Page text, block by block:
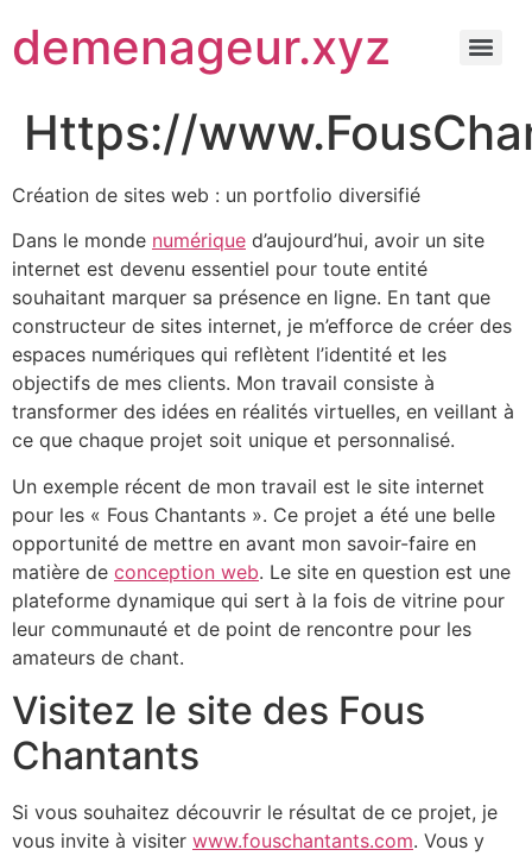
demenageur.xyz
Https://
Création de sites web : un portfolio diversifié
Dans le monde numérique d’aujourd’hui, avoir un site
internet est devenu essentiel pour toute entité
souhaitant marquer sa présence en ligne. En tant que
constructeur de sites internet, je m’efforce de créer des
espaces numériques qui reflètent l’identité et les
objectifs de mes clients. Mon travail consiste à
transformer des idées en réalités virtuelles, en veillant à
ce que chaque projet soit unique et personnalisé.
Un exemple récent de mon travail est le site internet
pour les « Fous Chantants ». Ce projet a été une belle
opportunité de mettre en avant mon savoir-faire en
matière de conception web. Le site en question est une
plateforme dynamique qui sert à la fois de vitrine pour
leur communauté et de point de rencontre pour les
amateurs de chant.
Visitez le site des Fous
Chantants
Si vous souhaitez découvrir le résultat de ce projet, je
vous invite à visiter www.fouschantants.com. Vous y